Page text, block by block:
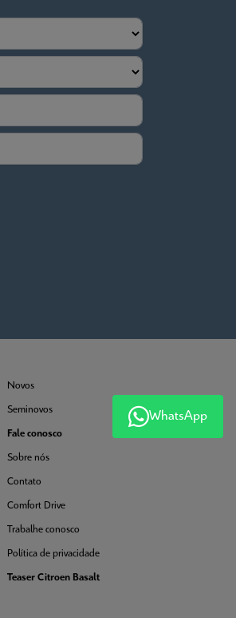
Novos
Seminovos
Fale conosco
Sobre nós
Contato
Comfort Drive
Trabalhe conosco
Política de privacidade
Teaser Citroen Basalt
WhatsApp